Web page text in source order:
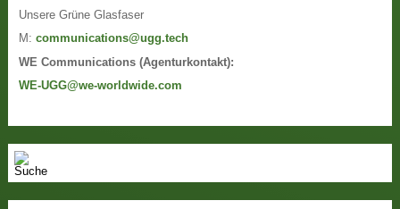
Unsere Grüne Glasfaser
M:communications@ugg.tech
WE Communications (Agenturkontakt):
WE-UGG@we-worldwide.com